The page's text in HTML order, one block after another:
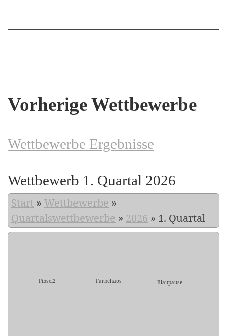
Vorherige Wettbewerbe
Wettbewerbe Ergebnisse
Wettbewerb 1. Quartal 2026
Start » Wettbewerbe »
Quartalswettbewerbe » 2026 » 1. Quartal
Pinsel2 Farbchaos Blaupause